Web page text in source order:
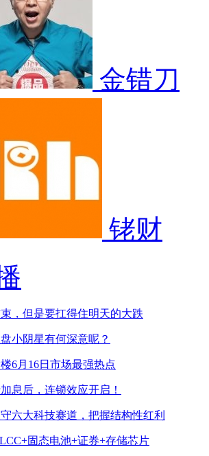
金错刀
铑财
，但是要扛得住明天的大跌
小阴星有何深意呢？
6月16日市场最强热点
息后，连锁效应开启！
六大科技赛道，把握结构性红利
固态电池+证券+存储芯片